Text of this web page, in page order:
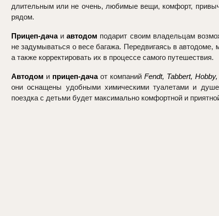
длительным или не очень, любимые вещи, комфорт,
рядом.
Прицеп-дача и автодом подарит своим владельцам
не задумываться о весе багажа. Передвигаясь в
а также корректировать их в процессе самого путешествия.
Автодом и прицеп-дачаот компанийFendt, Tabbert,
они оснащены удобными химическими туалетами и
поездка с детьми будет максимально комфортной и